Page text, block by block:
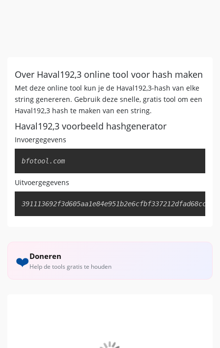
Over Haval192,3 online tool voor hash maken
Met deze online tool kun je de Haval192,3-hash van elke
string genereren. Gebruik deze snelle, gratis tool om een ​​
Haval192,3 hash te maken van een string.
Haval192,3 voorbeeld hashgenerator
Invoergegevens
bfotool.com
Uitvoergegevens
391113692f3d605aa1e84e951b2e6cfbf337212dfad68cc0
Copy
❤️Doneren
Help de tools gratis te houden